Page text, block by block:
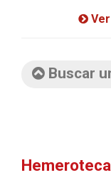
Buscar
Hemeroteca